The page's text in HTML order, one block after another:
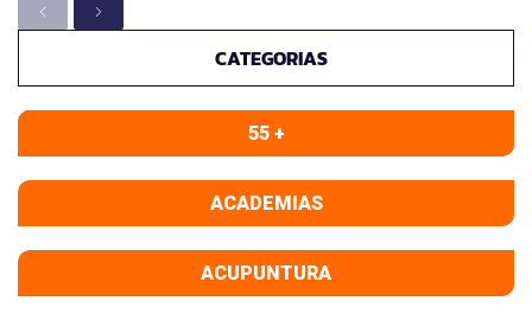
CATEGORIAS
55 +
ACADEMIAS
ACUPUNTURA